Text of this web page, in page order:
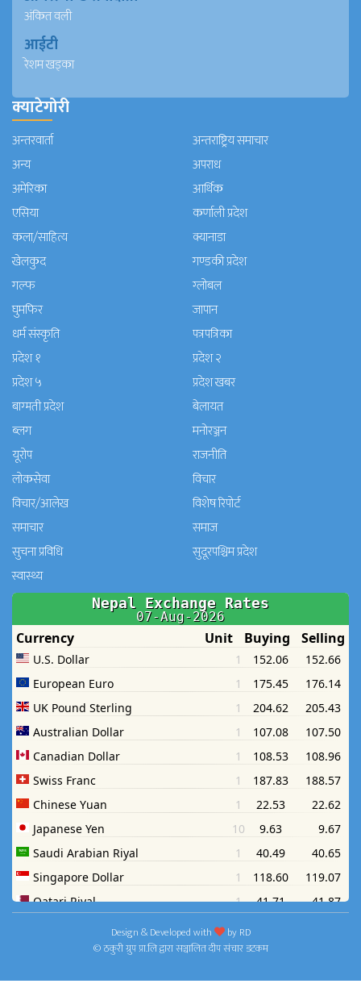
अंकित वली
आईटी
रेशम खड्का
क्याटेगोरी
अन्तरवार्ता
अन्तराष्ट्रिय समाचार
अन्य
अपराध
अमेरिका
आर्थिक
एसिया
कर्णाली प्रदेश
कला/साहित्य
क्यानाडा
खेलकुद
गण्डकी प्रदेश
गल्फ
ग्लोबल
घुमफिर
जापान
धर्म संस्कृति
पत्रपत्रिका
प्रदेश १
प्रदेश २
प्रदेश ५
प्रदेश खबर
बाग्मती प्रदेश
बेलायत
ब्लग
मनाेरञ्जन
यूरोप
राजनीति
लोकसेवा
विचार
विचार/आलेख
विशेष रिपोर्ट
समाचार
समाज
सुचना प्रविधि
सुदूरपश्चिम प्रदेश
स्वास्थ्य
Design & Developed with byRD
© ठकुरी ग्रुप प्रा.लि द्वारा सञ्चालित दीप संचार डटकम